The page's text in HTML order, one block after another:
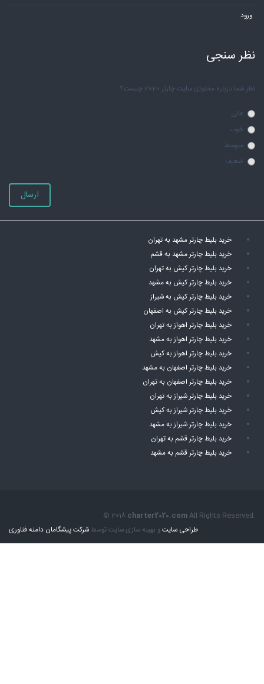
ورود
نظر سنجی
نظر شما درباره محتوای سایت چارتر 2020 چیست؟
عالی
خوب
متوسط
ضعیف
ارسال
خرید بلیط چارتر مشهد به تهران
خرید بلیط چارتر مشهد به قشم
خرید بلیط چارتر کیش به تهران
خرید بلیط چارتر کیش به مشهد
خرید بلیط چارتر کیش به شیراز
خرید بلیط چارتر کیش به اصفهان
خرید بلیط چارتر اهواز به تهران
خرید بلیط چارتر اهواز به مشهد
خرید بلیط چارتر اهواز به کیش
خرید بلیط چارتر اصفهان به مشهد
خرید بلیط چارتر اصفهان به تهران
خرید بلیط چارتر شیراز به تهران
خرید بلیط چارتر شیراز به کیش
خرید بلیط چارتر شیراز به مشهد
خرید بلیط چارتر قشم به تهران
خرید بلیط چارتر قشم به مشهد
© 2018 charter2020.comAll Rights Reserved.
طراحی سایتو بهینه سازی سایت توسط شرکت پیشگامان دامنه فناوری